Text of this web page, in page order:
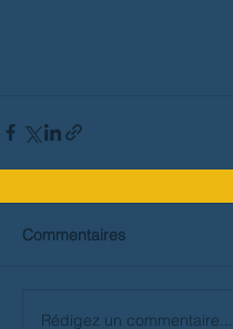
Commentaires
Rédigez un commentaire...